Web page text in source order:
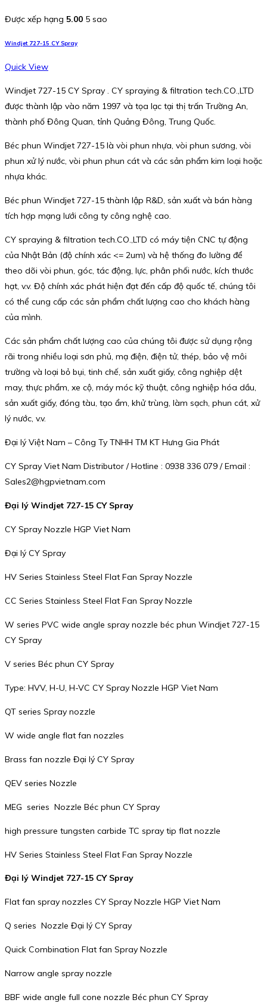
Được xếp hạng 5.00 5 sao
Windjet 727-15 CY Spray
Quick View
Windjet 727-15 CY Spray . CY spraying & filtration tech.CO.,LTD
được thành lập vào năm 1997 và tọa lạc tại thị trấn Trường An,
thành phố Đông Quan, tỉnh Quảng Đông, Trung Quốc.
Béc phun Windjet 727-15 là vòi phun nhựa, vòi phun sương, vòi
phun xử lý nước, vòi phun phun cát và các sản phẩm kim loại hoặc
nhựa khác.
Béc phun Windjet 727-15 thành lập R&D, sản xuất và bán hàng
tích hợp mạng lưới công ty công nghệ cao.
CY spraying & filtration tech.CO.,LTD có máy tiện CNC tự động
của Nhật Bản (độ chính xác <= 2um) và hệ thống đo lường để
theo dõi vòi phun, góc, tác động, lực, phân phối nước, kích thước
hạt, v.v. Độ chính xác phát hiện đạt đến cấp độ quốc tế, chúng tôi
có thể cung cấp các sản phẩm chất lượng cao cho khách hàng
của mình.
Các sản phẩm chất lượng cao của chúng tôi được sử dụng rộng
rãi trong nhiều loại sơn phủ, mạ điện, điện tử, thép, bảo vệ môi
trường và loại bỏ bụi, tinh chế, sản xuất giấy, công nghiệp dệt
may, thực phẩm, xe cộ, máy móc kỹ thuật, công nghiệp hóa dầu,
sản xuất giấy, đóng tàu, tạo ẩm, khử trùng, làm sạch, phun cát, xử
lý nước, v.v.
Đại lý Việt Nam – Công Ty TNHH TM KT Hưng Gia Phát
CY Spray Viet Nam Distributor / Hotline : 0938 336 079 / Email :
Sales2@hgpvietnam.com
Đại lý Windjet 727-15 CY Spray
CY Spray Nozzle HGP Viet Nam
Đại lý CY Spray
HV Series Stainless Steel Flat Fan Spray Nozzle
CC Series Stainless Steel Flat Fan Spray Nozzle
W series PVC wide angle spray nozzle béc phun Windjet 727-15
CY Spray
V series Béc phun CY Spray
Type: HVV, H-U, H-VC CY Spray Nozzle HGP Viet Nam
QT series Spray nozzle
W wide angle flat fan nozzles
Brass fan nozzle Đại lý CY Spray
QEV series Nozzle
MEG series Nozzle Béc phun CY Spray
high pressure tungsten carbide TC spray tip flat nozzle
HV Series Stainless Steel Flat Fan Spray Nozzle
Đại lý Windjet 727-15 CY Spray
Flat fan spray nozzles CY Spray Nozzle HGP Viet Nam
Q series Nozzle Đại lý CY Spray
Quick Combination Flat fan Spray Nozzle
Narrow angle spray nozzle
BBF wide angle full cone nozzle Béc phun CY Spray